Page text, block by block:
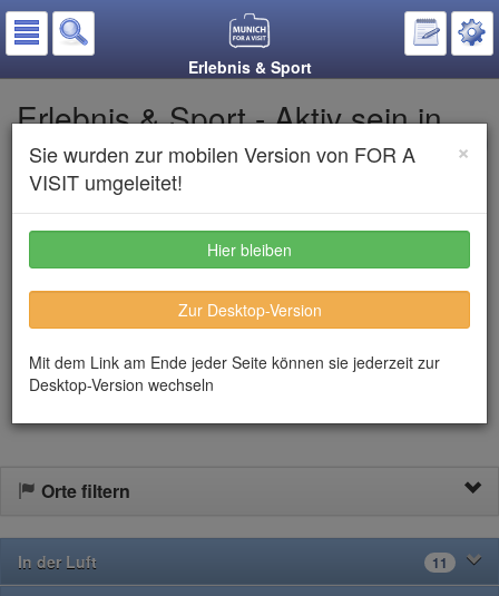
×
Sie wurden zur mobilen Version von FOR A
VISIT umgeleitet!
Hier bleiben
Zur Desktop-Version
Mit dem Link am Ende jeder Seite können sie jederzeit zur
Desktop-Version wechseln
Erlebnis & Sport
Erlebnis & Sport - Aktiv sein in
München
Text anhören
München und seine Region bieten unzählige Sportmöglichkeiten
wir einige Vorschläge, wie Sie München sportlich entdecken oder
die Stadt auf ganz besondere Art und Weise genießen können.
Orte filtern
In der Luft 11